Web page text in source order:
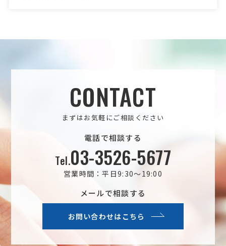
CONTACT
まずはお気軽にご相談ください
電話で相談する
Tel.03-3526-5677
営業時間：平日9:30～19:00
メールで相談する
お問い合わせはこちら